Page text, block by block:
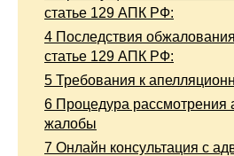
статье 129 АПК РФ:
4 Последствия
статье 129 АПК РФ:
5 Требования к
6 Процедура рассмотрения
жалобы
7 Онлайн консультация с